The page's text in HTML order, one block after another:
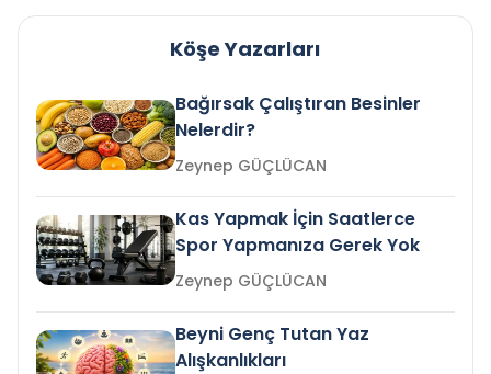
Köşe Yazarları
Bağırsak Çalıştıran Besinler
Nelerdir?
Zeynep GÜÇLÜCAN
Kas Yapmak İçin Saatlerce
Spor Yapmanıza Gerek Yok
Zeynep GÜÇLÜCAN
Beyni Genç Tutan Yaz
Alışkanlıkları